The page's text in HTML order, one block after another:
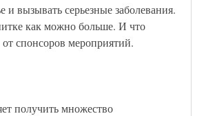
как можно больше. И что
спонсоров мероприятий.
получить множество